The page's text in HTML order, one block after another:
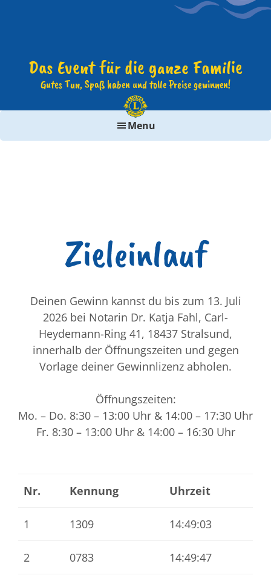
Das Event für die ganze Familie
Gutes Tun, Spaß haben und tolle Preise gewinnen!
Menu
Zieleinlauf
Deinen Gewinn kannst du bis zum 13. Juli
2026 bei Notarin Dr. Katja Fahl, Carl-
Heydemann-Ring 41, 18437 Stralsund,
innerhalb der Öffnungszeiten und gegen
Vorlage deiner Gewinnlizenz abholen.
Öffnungszeiten:
Mo. – Do. 8:30 – 13:00 Uhr & 14:00 – 17:30 Uhr
Fr. 8:30 – 13:00 Uhr & 14:00 – 16:30 Uhr
Nr. Kennung Uhrzeit
1 1309 14:49:03
2 0783 14:49:47